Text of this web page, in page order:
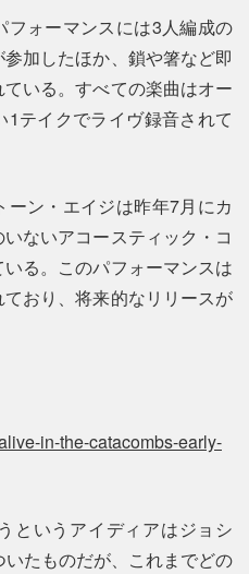
ォーマンスには3人編成の
加したほか、鎖や箸など即
いる。すべての楽曲はオー
テイクでライヴ録音されて
ン・エイジは昨年7月にカ
ないアコースティック・コ
る。このパフォーマンスは
おり、将来的なリリースが
in-the-catacombs-early-
というアイディアはジョシ
たものだが、これまでどの